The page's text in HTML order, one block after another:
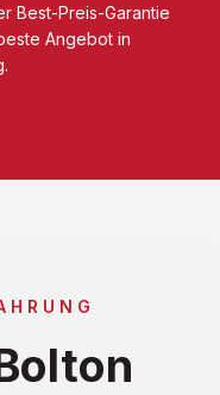
Best-Preis-Garantie
Angebot in